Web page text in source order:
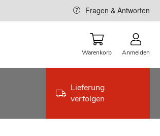
Fragen & Antworten
Warenkorb Anmelden
Lieferung
verfolgen